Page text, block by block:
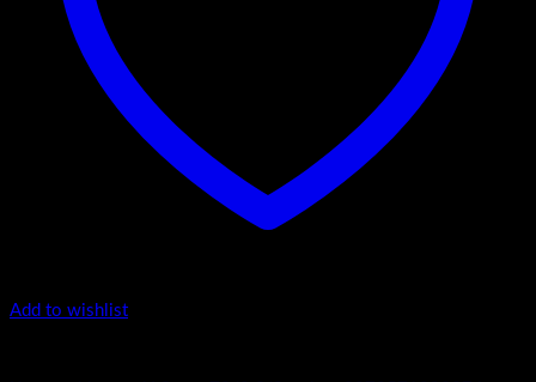
Add to wishlist